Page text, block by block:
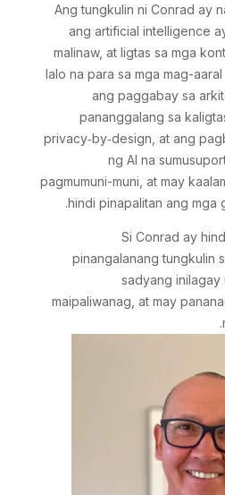
Ang tungkulin ni Conrad ay
ang artificial intelligence
malinaw, at ligtas sa mga
lalo na para sa mga mag-aaral
ang paggabay sa
pananggalang sa
privacy‑by‑design, at ang
ng AI na
pagmumuni-muni, at may
hindi pinapalitan ang mga
Si Conrad ay
pinangalanang tungkulin
sadyang inilagay
maipaliwanag, at may